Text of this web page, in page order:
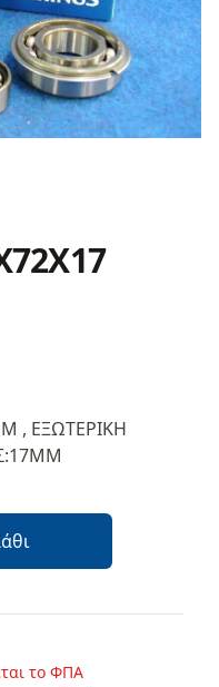
, ΕΞΩΤΕΡΙΚΗ
το ΦΠΑ